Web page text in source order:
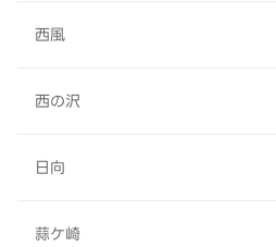
西風
西の沢
日向
蒜ケ崎